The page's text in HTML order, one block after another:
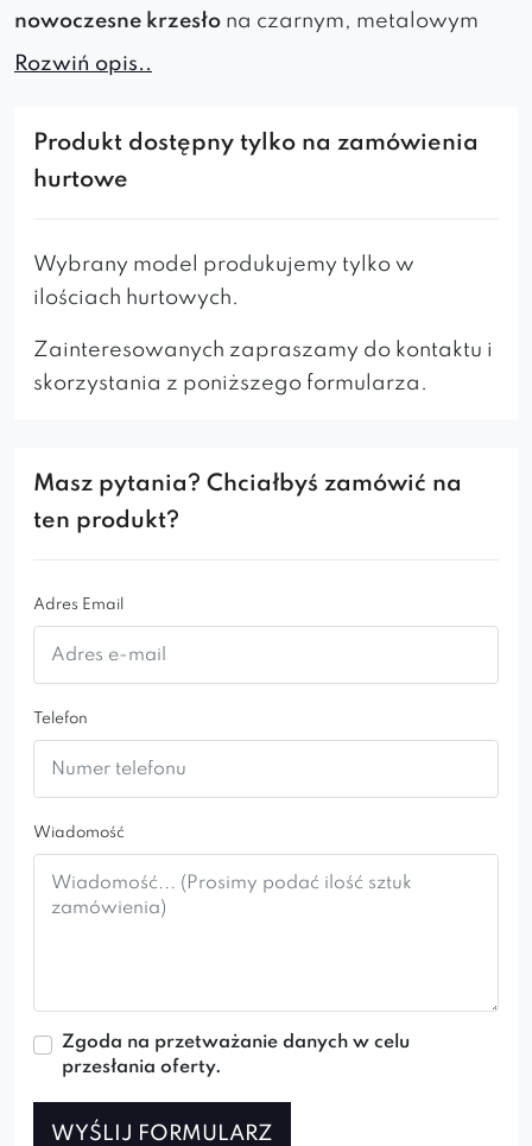
nowoczesne krzesło na czarnym, metalowym
stelażu. Komfortowe, trwałe i stylowe – idealne
Współczesny design– doskonale komponuje
się z nowoczesnymi wnętrzami mieszkalnymi
i komercyjnymi.
gwarantuje stabilność i długowieczność.
P
erfekcyjne wykończenie
– dopracowane
detale łączą estetykę z funkcjonalnością.
Polska jakość
– wybierając ten produkt,
wspierasz lokalnych twórców i zyskujesz
solidność.
Rozwiń opis..
Produkt dostępny tylko na zamówienia
hurtowe
Wybrany model produkujemy tylko w
ilościach hurtowych.
Zainteresowanych zapraszamy do kontaktu i
skorzystania z poniższego formularza.
Masz pytania? Chciałbyś zamówić na
ten produkt?
Adres Email
Telefon
Wiadomość
Zgoda na przetważanie danych w celu
przesłania oferty.
WYŚLIJ FORMULARZ